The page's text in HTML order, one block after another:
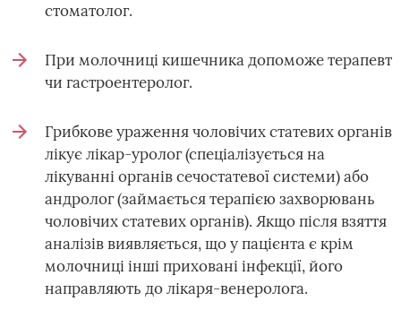
стоматолог.
При молочниці кишечника допоможе терапевт
чи гастроентеролог.
Грибкове ураження чоловічих статевих органів
лікує лікар-уролог (спеціалізується на
лікуванні органів сечостатевої системи) або
андролог (займається терапією захворювань
чоловічих статевих органів). Якщо після взяття
аналізів виявляється, що у пацієнта є крім
молочниці інші приховані інфекції, його
направляють до лікаря-венеролога.